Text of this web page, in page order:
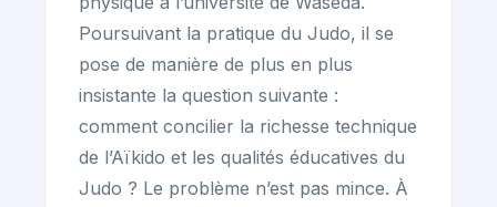
Poursuivant la pratique du Judo, il se
pose de manière de plus en plus
insistante la question suivante :
comment concilier la richesse technique
de l’Aïkido et les qualités éducatives du
Judo ? Le problème n’est pas mince. À